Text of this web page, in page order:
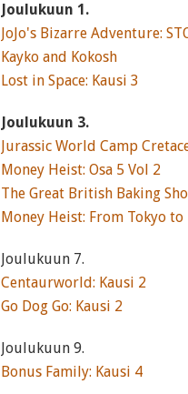
Joulukuun 1.
JoJo's Bizarre Adventure:
Kayko and Kokosh
Lost in Space: Kausi 3
Joulukuun 3.
Jurassic World Camp
Money Heist: Osa 5 Vol 2
The Great British Baking
Money Heist: From Tokyo
Joulukuun 7.
Centaurworld: Kausi 2
Go Dog Go: Kausi 2
Joulukuun 9.
Bonus Family: Kausi 4